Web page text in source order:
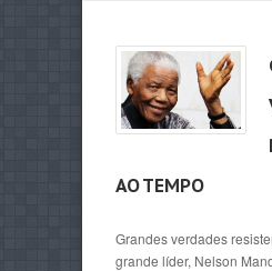
AO TEMPO
Grandes verdades
grande líder, Nelson